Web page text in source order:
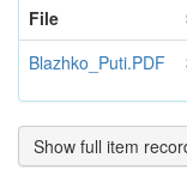
File
Blazhko_Puti.PDF
Show full item